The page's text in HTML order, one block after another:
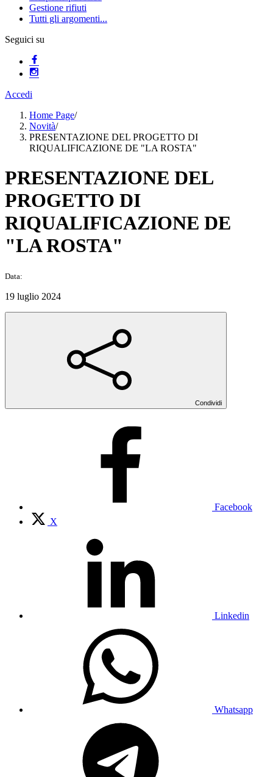
Gestione rifiuti
Tutti gli argomenti...
Seguici su
Accedi
Home Page/
Novità/
PRESENTAZIONE DEL PROGETTO DI
RIQUALIFICAZIONE DE "LA ROSTA"
PRESENTAZIONE DEL
PROGETTO DI
RIQUALIFICAZIONE DE
"LA ROSTA"
Data:
19 luglio 2024
Condividi
Facebook
X
Linkedin
Whatsapp